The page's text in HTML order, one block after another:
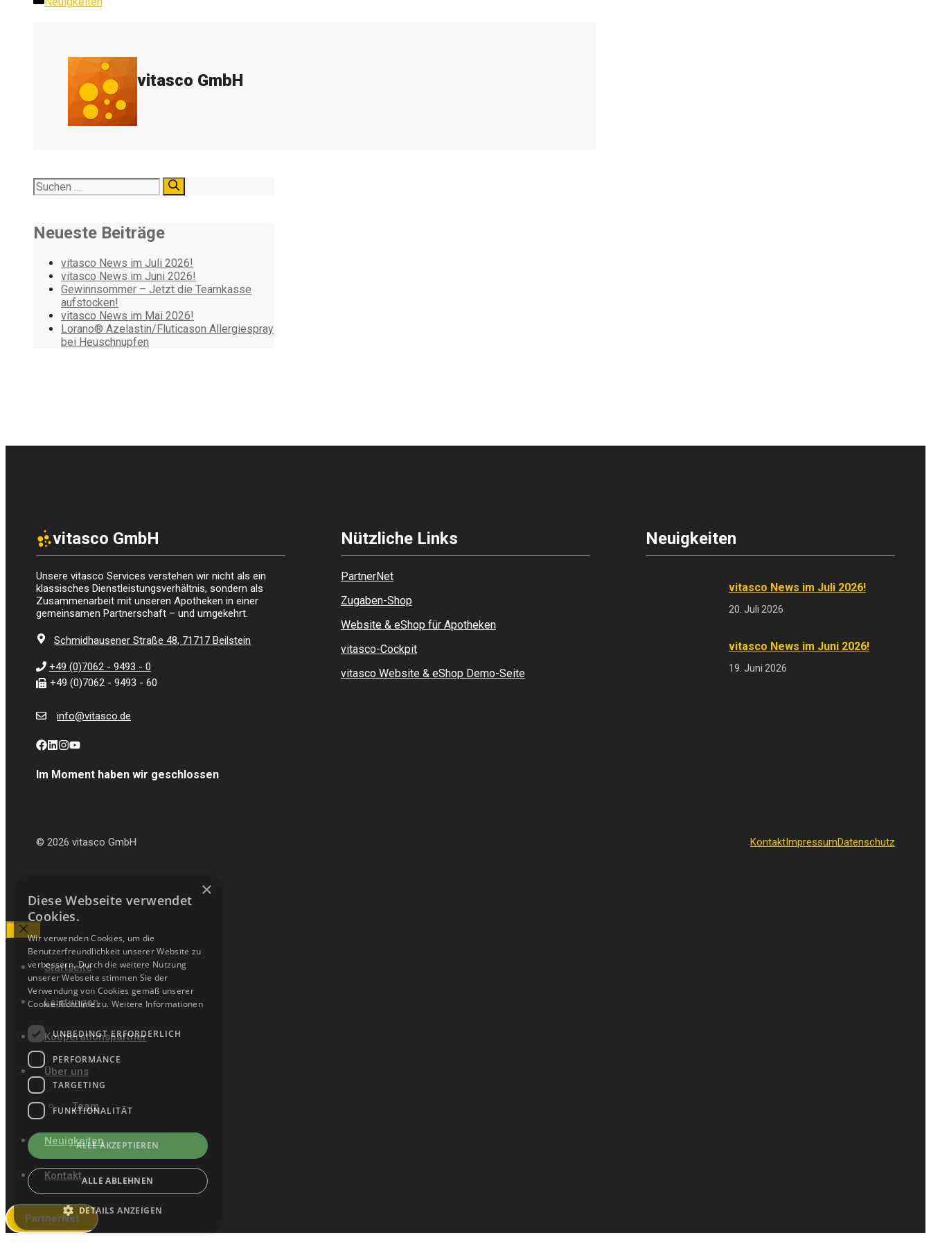
vitasco GmbH
Suchen
nach:
Neueste Beiträge
vitasco News im Juli 2026!
vitasco News im Juni 2026!
Gewinnsommer – Jetzt die Teamkasse
aufstocken!
vitasco News im Mai 2026!
Lorano® Azelastin/Fluticason Allergiespray
bei Heuschnupfen
vitasco GmbH
Unsere vitasco Services verstehen wir nicht als ein
klassisches Dienstleistungsverhältnis, sondern als
Zusammenarbeit mit unseren Apotheken in einer
gemeinsamen Partnerschaft – und umgekehrt.
Schmidhausener Straße 48, 71717 Beilstein
+49 (0)7062 - 9493 - 0
+49 (0)7062 - 9493 - 60
info@vitasco.de
Im Moment haben wir geschlossen
Nützliche Links
PartnerNet
Zugaben-Shop
Website & eShop für Apotheken
vitasco-Cockpit
vitasco Website & eShop Demo-Seite
Neuigkeiten
vitasco News im Juli 2026!
20. Juli 2026
vitasco News im Juni 2026!
19. Juni 2026
© 2026 vitasco GmbH Kontakt ImpressumDatenschutz
Close
Startseite
Leistungen
Kooperationspartner
Über uns
Team
Neuigkeiten
Kontakt
PartnerNet
×
Diese Webseite verwendet
Cookies.
Wir verwenden Cookies, um die
Benutzerfreundlichkeit unserer Website zu
verbessern. Durch die weitere Nutzung
unserer Webseite stimmen Sie der
Verwendung von Cookies gemäß unserer
Cookie-Richtlinie zu. Weitere Informationen
UNBEDINGT ERFORDERLICH
PERFORMANCE
TARGETING
FUNKTIONALITÄT
ALLE AKZEPTIEREN
ALLE ABLEHNEN
DETAILS ANZEIGEN